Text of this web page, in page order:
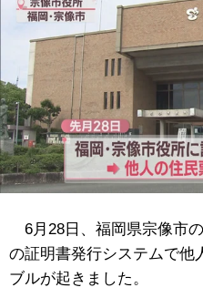
6月28日、福岡県宗像市
の証明書発行システムで他
ブルが起きました。